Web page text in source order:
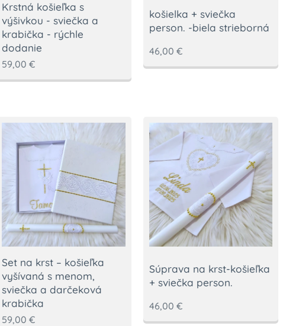
Krstná košieľka s
výšivkou - sviečka a
krabička - rýchle
dodanie
59,00 €
košielka + sviečka
person. -biela strieborná
46,00 €
Set na krst – košieľka
vyšívaná s menom,
sviečka a darčeková
krabička
59,00 €
Súprava na krst-košieľka
+ sviečka person.
46,00 €